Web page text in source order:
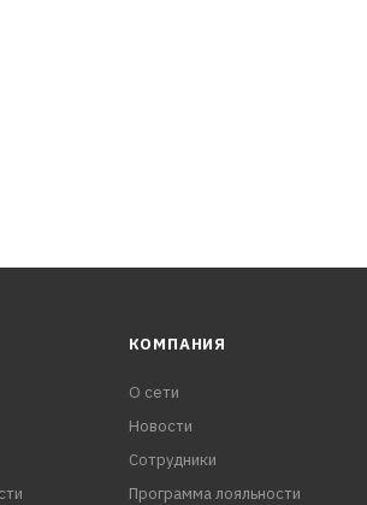
КОМПАНИЯ
О сети
Новости
Сотрудники
Программа лояльности